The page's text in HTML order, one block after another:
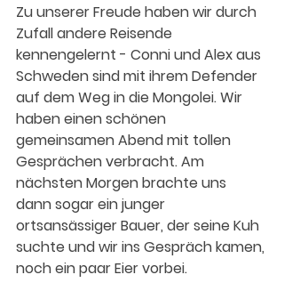
Zu unserer Freude haben wir durch
Zufall andere Reisende
kennengelernt - Conni und Alex aus
Schweden sind mit ihrem Defender
auf dem Weg in die Mongolei. Wir
haben einen schönen
gemeinsamen Abend mit tollen
Gesprächen verbracht. Am
nächsten Morgen brachte uns
dann sogar ein junger
ortsansässiger Bauer, der seine Kuh
suchte und wir ins Gespräch kamen,
noch ein paar Eier vorbei.